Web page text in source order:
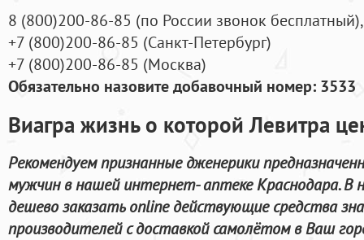
8 (800)200-86-85 (по России звонок бесплатный),
+7 (800)200-86-85 (Санкт-Петербург)
+7 (800)200-86-85 (Москва)
Обязательно назовите добавочный номер: 3533
Виагра жизнь о которой Левитра
Рекомендуем признанные дженерики
мужчин в нашей интернет- аптеке Краснодара.
дешево заказать online действующие средства
производителей с доставкой самолётом в Ваш